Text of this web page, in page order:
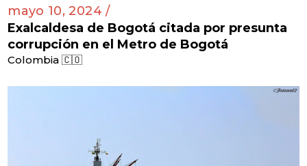
mayo 10, 2024 /
Exalcaldesa de Bogotá citada por presunta
corrupción en el Metro de Bogotá
Colombia 🇨🇴